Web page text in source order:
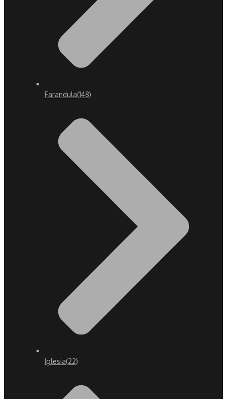
Farandula(148)
Iglesia(22)